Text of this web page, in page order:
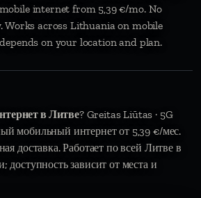
internet from 5,39 €/mo. No
Works across Lithuania on mobile
on your location and plan.
в Литве? Greitas Liūtas · 5G
мобильный интернет от 5,39 €/мес.
доставка. Работает по всей Литве в
доступность зависит от места и